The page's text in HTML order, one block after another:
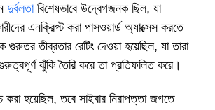
দুর্বলতাবিশেষভাবে উদ্বেগজনক ছিল, যা
এনক্রিপ্ট করা পাসওয়ার্ড অ্যাক্সেস করতে
তীব্রতার রেটিং দেওয়া হয়েছিল, যা তারা
ঝুঁকি তৈরি করে তা প্রতিফলিত করে।
করা হয়েছিল, তবে সাইবার নিরাপত্তা জগতে